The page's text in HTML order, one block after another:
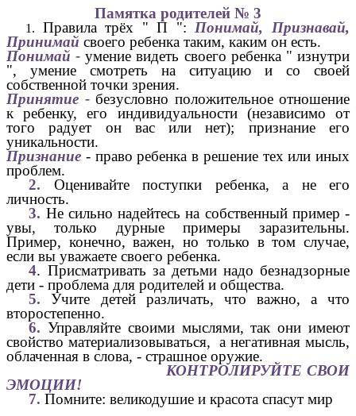
Памятка родителей № 3
Правила трёх " П ":Понимай, Признавай,
Принимай своего ребенка таким, каким он есть.
Понимай - умение видеть своего ребенка " изнутри
", умение смотреть на ситуацию и со своей
собственной точки зрения.
Принятие -безусловно положительное отношение
к ребенку, его индивидуальности (независимо от
того радует он вас или нет); признание его
уникальности.
Признание - право ребенка в решение тех или иных
проблем.
2. Оценивайте поступки ребенка, а не его
личность.
3. Не сильно надейтесь на собственный пример -
увы, только дурные примеры заразительны.
Пример, конечно, важен, но только в том случае,
если вы уважаете своего ребенка.
4. Присматривать за детьми надо безнадзорные
дети - проблема для родителей и общества.
5. Учите детей различать, что важно, а что
второстепенно.
6. Управляйте своими мыслями, так они имеют
свойство материализовываться, а негативная мысль,
облаченная в слова, - страшное оружие.
КОНТРОЛИРУЙТЕ СВОИ
ЭМОЦИИ!
7. Помните: великодушие и красота спасут мир